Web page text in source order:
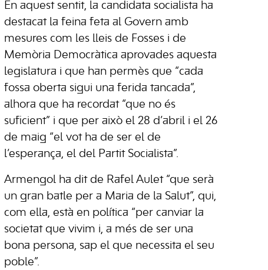
En aquest sentit, la candidata socialista ha
destacat la feina feta al Govern amb
mesures com les lleis de Fosses i de
Memòria Democràtica aprovades aquesta
legislatura i que han permès que “cada
fossa oberta sigui una ferida tancada”,
alhora que ha recordat “que no és
suficient” i que per això el 28 d’abril i el 26
de maig “el vot ha de ser el de
l’esperança, el del Partit Socialista”.
Armengol ha dit de Rafel Aulet “que serà
un gran batle per a Maria de la Salut”, qui,
com ella, està en política “per canviar la
societat que vivim i, a més de ser una
bona persona, sap el que necessita el seu
poble”.